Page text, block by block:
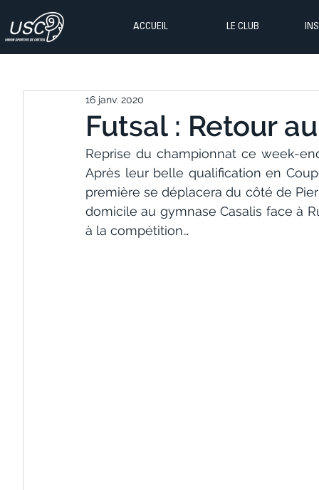
ACCUEIL LE CLUB
Futsal : Retour
16 janv. 2020
Reprise du championnat ce week-
Après leur belle qualification en
première se déplacera du côté de
domicile au gymnase Casalis face à
à la compétition…